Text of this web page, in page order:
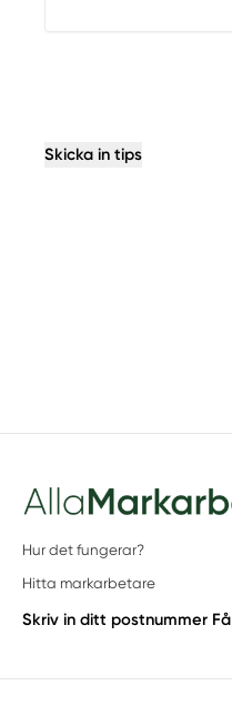
Skicka in tips
Hur det fungerar?
Hitta markarbetare
Skriv in ditt postnummer